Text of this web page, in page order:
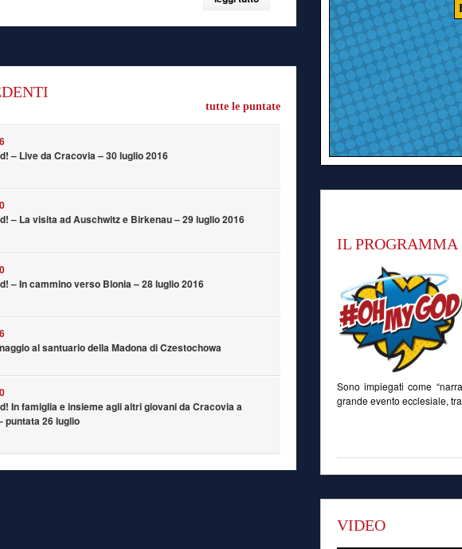
tutte le puntate
– Live da Cracovia – 30 luglio 2016
– La visita ad Auschwitz e Birkenau – 29 luglio 2016
– In cammino verso Blonia – 28 luglio 2016
al santuario della Madona di Czestochowa
In famiglia e insieme agli altri giovani da Cracovia a
puntata 26 luglio
IL PROGRAMMA
Sono impiegati come
grande evento ecclesiale,
VIDEO